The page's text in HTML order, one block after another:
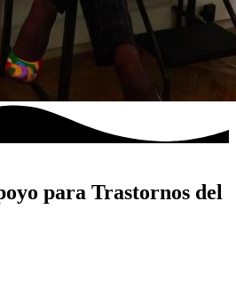
para Trastornos del